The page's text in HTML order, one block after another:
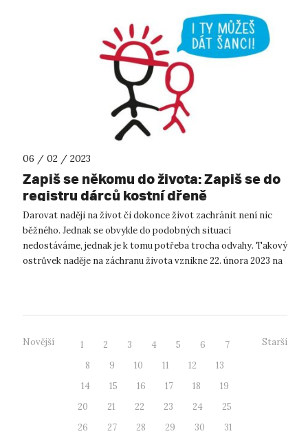
06 / 02 / 2023
Zapiš se někomu do života: Zapiš se do
registru dárců kostní dřeně
Darovat naději na život či dokonce život zachránit není nic
běžného. Jednak se obvykle do podobných situací
nedostáváme, jednak je k tomu potřeba trocha odvahy. Takový
ostrůvek naděje na záchranu života vznikne 22. února 2023 na
Novější 1 2 3 4 5 6
7
8
9 10 11 12
13
14
15 16 17 18
19
20
21 22 23 24
25
26
27 28 29 30
31
Starší